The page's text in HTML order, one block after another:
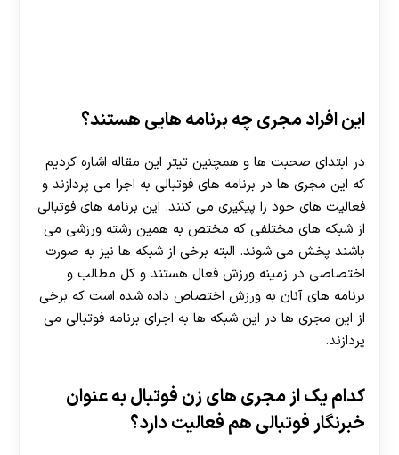
این افراد مجری چه برنامه هایی هستند؟
در ابتدای صحبت ها و همچنین تیتر این مقاله اشاره کردیم
که این مجری ها در برنامه های فوتبالی به اجرا می پردازند و
فعالیت های خود را پیگیری می کنند. این برنامه های فوتبالی
از شبکه های مختلفی که مختص به همین رشته ورزشی می
باشند پخش می شوند. البته برخی از شبکه ها نیز به صورت
اختصاصی در زمینه ورزش فعال هستند و کل مطالب و
برنامه های آنان به ورزش اختصاص داده شده است که برخی
از این مجری ها در این شبکه ها به اجرای برنامه فوتبالی می
پردازند.
کدام یک از مجری های زن فوتبال به عنوان
خبرنگار فوتبالی هم فعالیت دارد؟